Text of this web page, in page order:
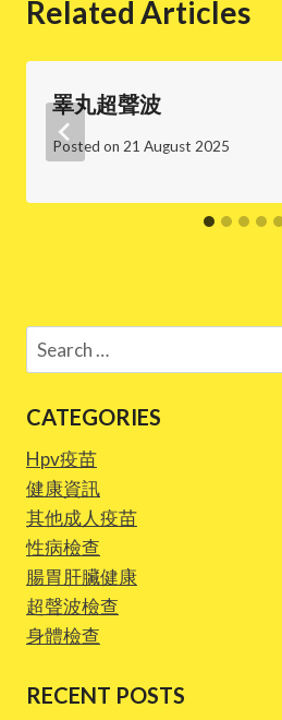
Related Articles
睪丸超聲波
Posted on 21 August 2025
Search
for:
CATEGORIES
Hpv疫苗
健康資訊
其他成人疫苗
性病檢查
腸胃肝臟健康
超聲波檢查
身體檢查
RECENT POSTS